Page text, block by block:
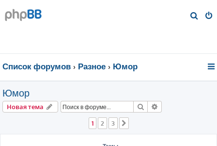
Список форумов Разное Юмор
Юмор
Новая тема Поиск
1 2 3